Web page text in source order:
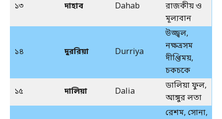
১৩ দাহাব Dahab
রাজকীয় ও
মূল্যবান
১৪ দুররিয়া Durriya
উজ্জ্বল,
নক্ষত্রসম
দীপ্তিময়,
চকচকে
১৫
দালিয়া Dalia
ডালিয়া ফুল,
আঙ্গুর লতা
রেশম, সোনা,